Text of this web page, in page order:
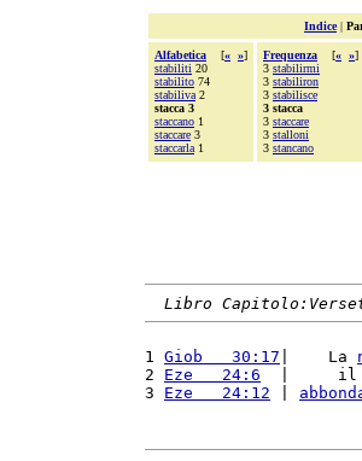
Indice|
Alfabetica [« »]
stabiliti 20
stabilito 74
stabiliva 2
stacca 3
staccano 1
staccare 3
staccarla 1
Frequenza [« »]
3 stabilirmi
3 stabiliron
3 stabilisce
3 stacca
3 staccare
3 stalloni
3 stancano
Libro
1 Giob   30:17 |    La
2 Eze   24:6
|     il
3 Eze   24:12